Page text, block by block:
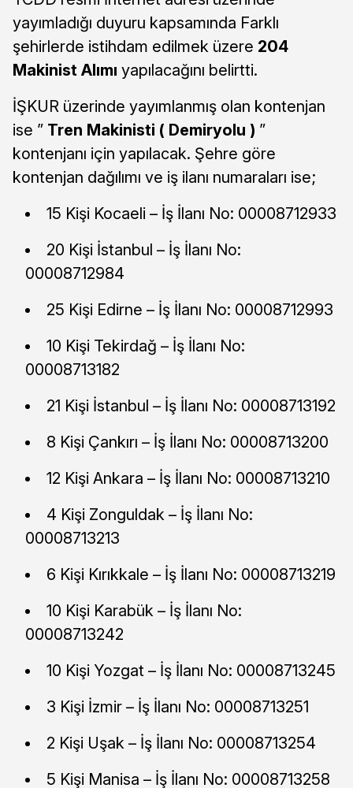
yayımladığı duyuru kapsamında Farklı
şehirlerde istihdam edilmek üzere 204
Makinist Alımı yapılacağını belirtti.
İŞKUR üzerinde yayımlanmış olan kontenjan
ise ” Tren Makinisti ( Demiryolu ) ”
kontenjanı için yapılacak. Şehre göre
kontenjan dağılımı ve iş ilanı numaraları ise;
15 Kişi Kocaeli – İş İlanı No: 00008712933
20 Kişi İstanbul – İş İlanı No:
00008712984
25 Kişi Edirne – İş İlanı No: 00008712993
10 Kişi Tekirdağ – İş İlanı No:
00008713182
21 Kişi İstanbul – İş İlanı No: 00008713192
8 Kişi Çankırı – İş İlanı No: 00008713200
12 Kişi Ankara – İş İlanı No: 00008713210
4 Kişi Zonguldak – İş İlanı No:
00008713213
6 Kişi Kırıkkale – İş İlanı No: 00008713219
10 Kişi Karabük – İş İlanı No:
00008713242
10 Kişi Yozgat – İş İlanı No: 00008713245
3 Kişi İzmir – İş İlanı No: 00008713251
2 Kişi Uşak – İş İlanı No: 00008713254
5 Kişi Manisa – İş İlanı No: 00008713258